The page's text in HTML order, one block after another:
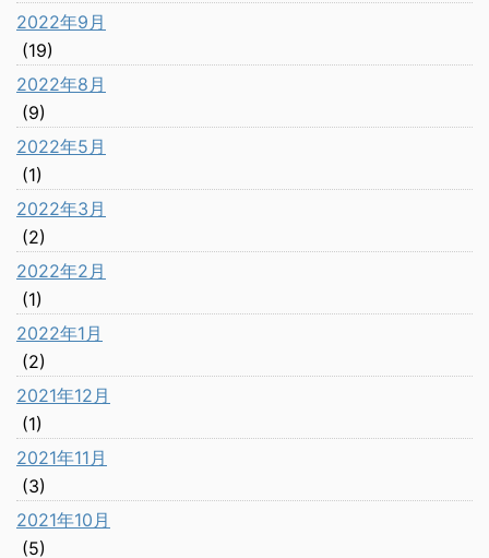
2022年9月
(19)
2022年8月
(9)
2022年5月
(1)
2022年3月
(2)
2022年2月
(1)
2022年1月
(2)
2021年12月
(1)
2021年11月
(3)
2021年10月
(5)